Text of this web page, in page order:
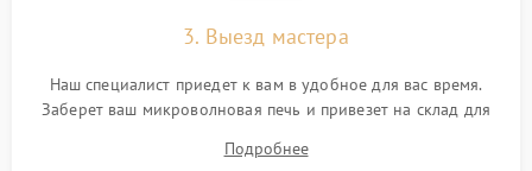
3. Выезд мастера
Наш специалист приедет к вам в удобное для вас время.
Заберет ваш микроволновая печь и привезет на склад для
Подробнее